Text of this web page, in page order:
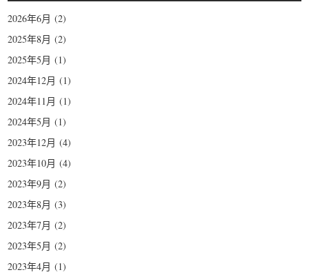
2026年6月 (2)
2025年8月 (2)
2025年5月 (1)
2024年12月 (1)
2024年11月 (1)
2024年5月 (1)
2023年12月 (4)
2023年10月 (4)
2023年9月 (2)
2023年8月 (3)
2023年7月 (2)
2023年5月 (2)
2023年4月 (1)